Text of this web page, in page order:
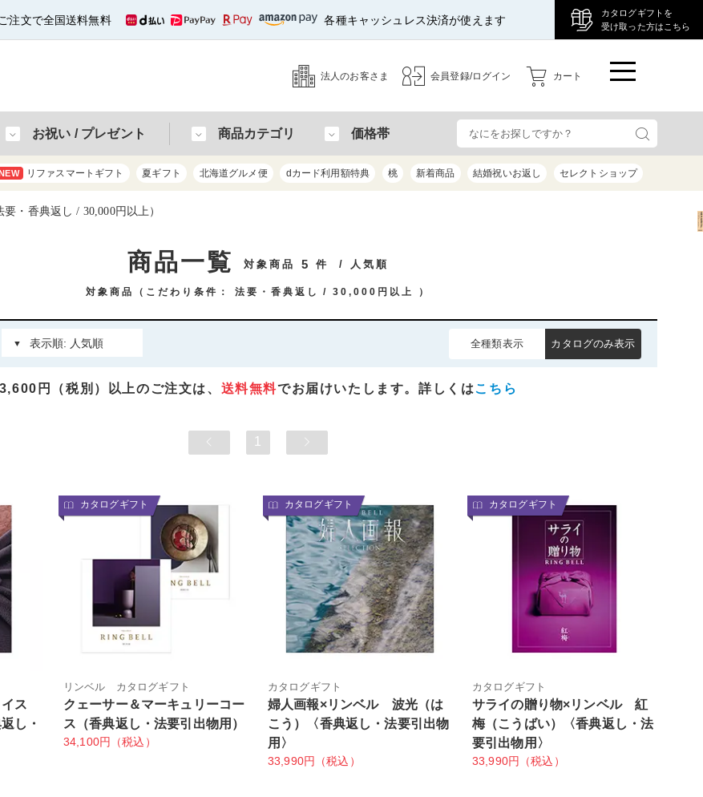
注文で全国送料無料 各種キャッシュレス決済が使えます
カタログギフトを
受け取った方はこちら
法人のお客さま 会員登録/ログイン カート
お祝い / プレゼント 商品カテゴリ 価格帯
リファスマートギフト 夏ギフト 北海道グルメ便 dカード利用額特典 桃 新着商品 結婚祝いお返し セレクトショップ
・香典返し / 30,000円以上）
商品一覧 対象商品 5 件 / 人気順
対象商品（こだわり条件： 法要・香典返し 30,000円以上 ）
全種類表示 カタログのみ表示
3,600円（税別）以上のご注文は、 送料無料でお届けいたします。詳しくはこちら
1
イス
し・
カタログギフト
リンベル カタログギフト
クェーサー＆マーキュリーコー
ス（香典返し・法要引出物用）
34,100円（税込）
カタログギフト
カタログギフト
婦人画報×リンベル 波光（は
こう）〈香典返し・法要引出物
用〉
33,990円（税込）
カタログギフト
カタログギフト
サライの贈り物×リンベル 紅
梅（こうばい）〈香典返し・法
要引出物用〉
33,990円（税込）